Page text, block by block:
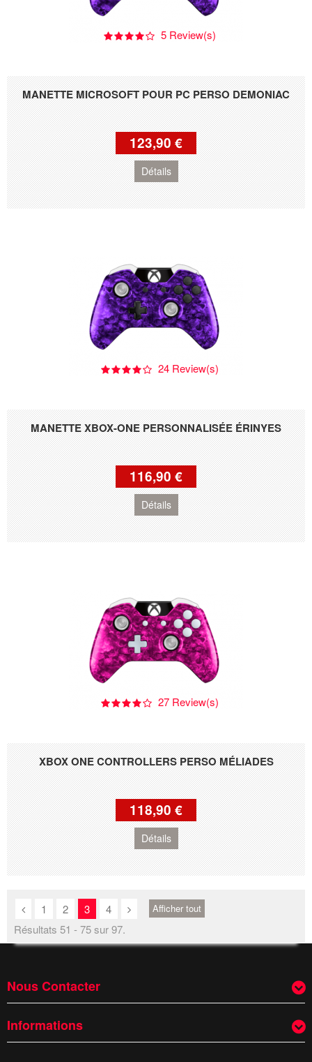
MANETTE MICROSOFT POUR PC PERSO DEMONIAC
5 Review(s)
123,90 €
Détails
MANETTE XBOX-ONE PERSONNALISÉE ÉRINYES
24 Review(s)
116,90 €
Détails
XBOX ONE CONTROLLERS PERSO MÉLIADES
27 Review(s)
118,90 €
Détails
Afficher tout
1 2 3
4
Résultats 51 - 75 sur 97.
Nous Contacter
Informations